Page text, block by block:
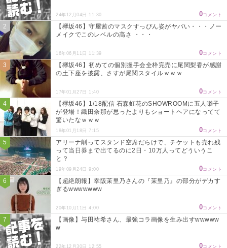
24年12月04日 11:30 0コメント
【欅坂46】守屋茜のマスクすっぴん姿がヤバい・・・ノー
メイクでこのレベルの高さ ・・・
16年06月11日 11:39 0コメント
【欅坂46】初めての個別握手会全枠完売に尾関梨香が感謝
の土下座を披露、さすが尾関スタイルｗｗｗ
17年01月27日 1:40 0コメント
【欅坂46】1/18配信 石森虹花のSHOWROOMに五人囃子
が登場！織田奈那が思ったよりもショートヘアになってて
驚いたなｗｗｗ
18年01月18日 7:15 0コメント
アリーナ削ってスタンド空席だらけで、チケットも売れ残
って当日券まで出てるのに2日・10万人ってどういうこ
と？
19年09月24日 9:00 0コメント
【超絶朗報】幸阪茉里乃さんの『茉里乃』の部分がデカす
ぎるwwwwwww
20年10月11日 4:00 0コメント
【画像】与田祐希さん、最強コラ画像を生み出すwwwww
w
22年12月30日 12:55 0コメント